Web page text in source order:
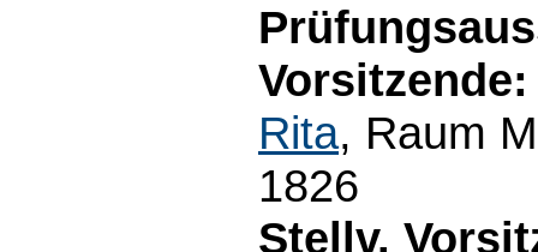
Vorsitzende:
Rita, Raum
1826
Stellv.